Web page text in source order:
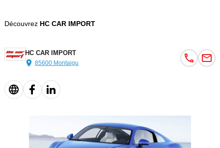
Découvrez HC CAR IMPORT
HC CAR IMPORT
85600 Montaigu